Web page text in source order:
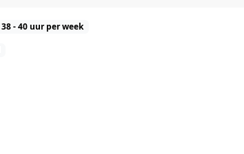
38 - 40 uur per week